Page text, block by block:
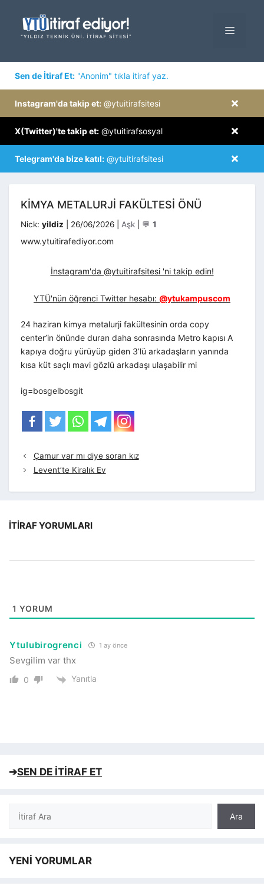
MENÜ
Sen de İtiraf Et: "Anonim" tıkla itiraf yaz.
×
Instagram'da takip et: @ytuitirafsitesi
×
X(Twitter)'te takip et: @ytuitirafsosyal
×
Telegram'da bize katıl: @ytuitirafsitesi
KIMYA METALURJI FAKÜLTESI ÖNÜ
Nick: yildiz 26/06/2026 Kategoriler
Aşk 💬 1
www.ytuitirafediyor.com
İnstagram'da @ytuitirafsitesi 'ni takip edin!
YTÜ'nün öğrenci Twitter hesabı: @ytukampuscom
24 haziran kimya metalurji fakültesinin orda copy
center’in önünde duran daha sonrasında Metro kapısı A
kapıya doğru yürüyüp giden 3’lü arkadaşların yanında
kısa küt saçlı mavi gözlü arkadaşı ulaşabilir mi
ig=bosgelbosgit
Çamur var mı diye soran kız
Levent’te Kiralık Ev
İTIRAF YORUMLARI
1 YORUM
Ytulubirogrenci 1 ay önce
Sevgilim var thx
0 Yanıtla
➔SEN DE İTİRAF ET
Ara
Ara
YENİ YORUMLAR